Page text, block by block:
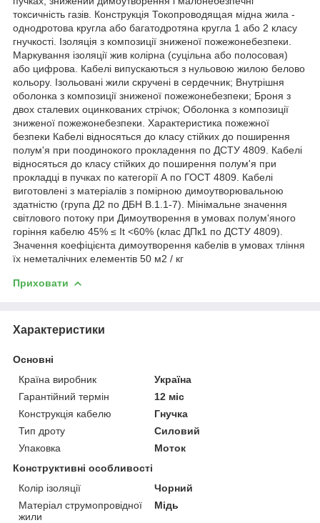
токсичність газів. Конструкція Токопроводящая мідна жила -
однодротова кругла або багатодротяна кругла 1 або 2 класу
гнучкості. Ізоляція з композиції зниженої пожежонебезпеки.
Маркування ізоляції жив колірна (суцільна або полосовая)
або цифрова. Кабелі випускаються з нульовою жилою белово
кольору. Ізольовані жили скручені в сердечник; Внутрішня
оболонка з композиції зниженої пожежонебезпеки; Броня з
двох сталевих оцинкованих стрічок; Оболонка з композиції
зниженої пожежонебезпеки. Характеристика пожежної
безпеки Кабелі відносяться до класу стійких до поширення
полум'я при поодинокого прокладення по ДСТУ 4809. Кабелі
відносяться до класу стійких до поширення полум'я при
прокладці в пучках по категорії А по ГОСТ 4809. Кабелі
виготовлені з матеріалів з помірною димоутворювальною
здатністю (група Д2 по ДБН В.1.1-7). Мінімальне значення
світлового потоку при Димоутворення в умовах полум'яного
горіння кабелю 45% ≤ It <60% (клас ДПк1 по ДСТУ 4809).
Значення коефіцієнта димоутворення кабелів в умовах тління
їх неметалічних елементів 50 м2 / кг
Приховати
Характеристики
Основні
Країна виробник
Україна
Гарантійний термін
12 міс
Конструкція кабелю
Гнучка
Тип дроту
Силовий
Упаковка
Моток
Конструктивні особливості
Колір ізоляції
Чорний
Матеріал струмопровідної
жили
Мідь